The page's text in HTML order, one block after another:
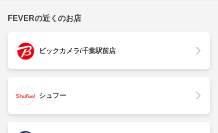
FEVERの近くのお店
ビックカメラ/千葉駅前店
シュフー